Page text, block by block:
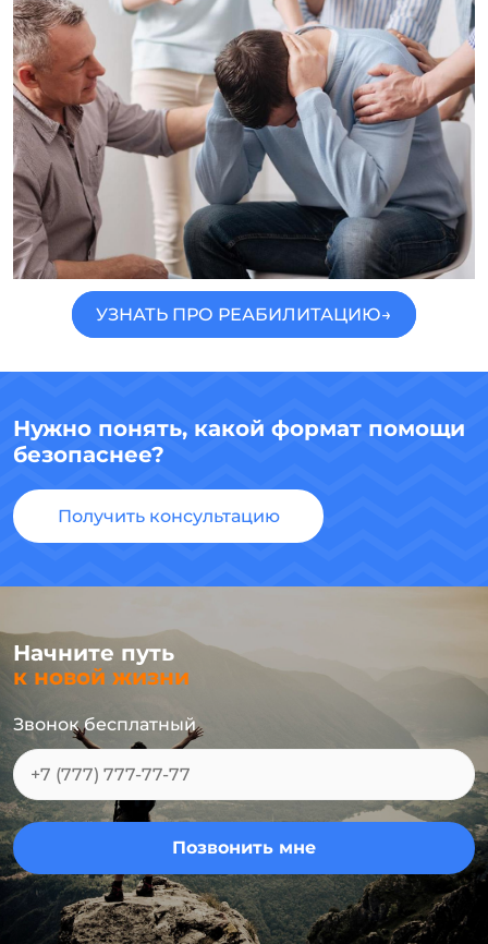
УЗНАТЬ ПРО РЕАБИЛИТАЦИЮ→
Нужно понять, какой формат помощи
безопаснее?
Получить консультацию
Начните путь
к новой жизни
Звонок бесплатный
Позвонить мне